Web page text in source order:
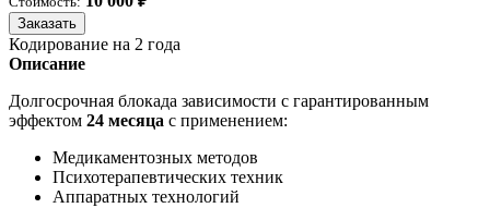
Заказать
Кодирование на 2 года
Описание
Долгосрочная блокада зависимости с гарантированным
эффектом 24 месяца с применением:
Медикаментозных методов
Психотерапевтических техник
Аппаратных технологий